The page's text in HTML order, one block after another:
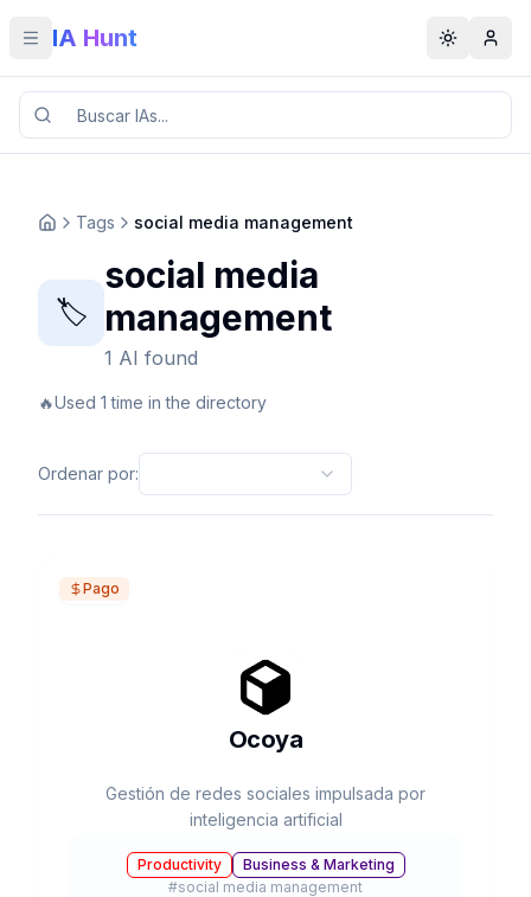
Toggle menu
IA Hunt Toggle
Tags social media management
🏷️
social media
management
1 AI found
🔥Used 1 time in the directory
Ordenar por:
Pago
Ocoya
Gestión de redes sociales impulsada por
inteligencia artificial
Productivity
Business & Marketing
#social media management